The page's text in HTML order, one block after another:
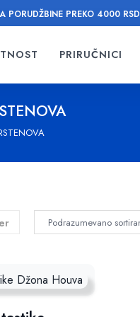
PORUDŽBINE PREKO 4000 RSD
PRIRUČNICI